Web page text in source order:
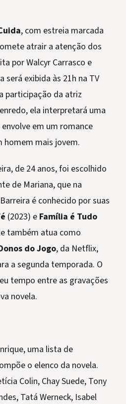
, com estreia marcada
atrair a atenção dos
por Walcyr Carrasco e
será exibida às 21h na TV
participação da atriz
ela interpretará uma
em um romance
homem mais jovem.
de 24 anos, foi escolhido
de Mariana, que na
é conhecido por suas
(2023) e Família é Tudo
também atua como
do Jogo, da Netflix,
a segunda temporada. O
tempo entre as gravações
novela.
uma lista de
o elenco da novela.
Colin, Chay Suede, Tony
Tatá Werneck, Isabel